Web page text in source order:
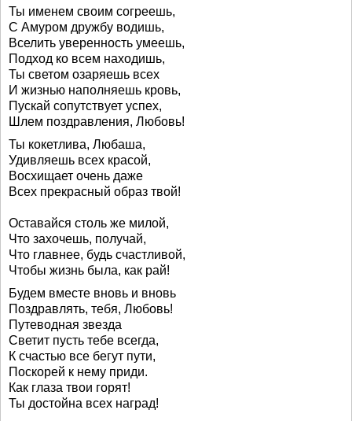
Ты именем своим согреешь,
С Амуром дружбу водишь,
Вселить уверенность умеешь,
Подход ко всем находишь,
Ты светом озаряешь всех
И жизнью наполняешь кровь,
Пускай сопутствует успех,
Шлем поздравления, Любовь!
Ты кокетлива, Любаша,
Удивляешь всех красой,
Восхищает очень даже
Всех прекрасный образ твой!
Оставайся столь же милой,
Что захочешь, получай,
Что главнее, будь счастливой,
Чтобы жизнь была, как рай!
Будем вместе вновь и вновь
Поздравлять, тебя, Любовь!
Путеводная звезда
Светит пусть тебе всегда,
К счастью все бегут пути,
Поскорей к нему приди.
Как глаза твои горят!
Ты достойна всех наград!